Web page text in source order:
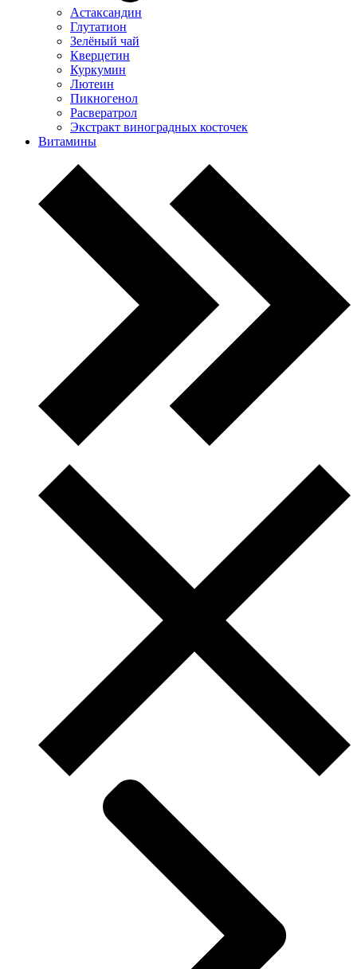
Астаксандин
Глутатион
Зелёный чай
Кверцетин
Куркумин
Лютеин
Пикногенол
Расвератрол
Экстракт виноградных косточек
Витамины